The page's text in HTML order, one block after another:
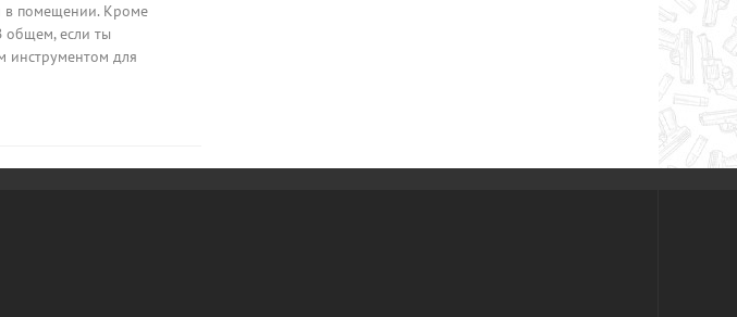
в помещении. Кроме
общем, если ты
инструментом для